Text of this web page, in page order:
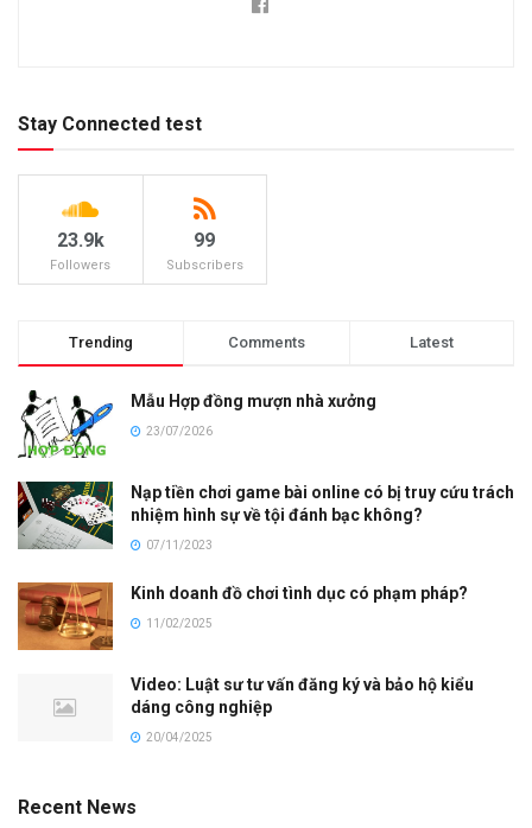
Stay Connected test
23.9k
Followers
99
Subscribers
Trending Comments Latest
Mẫu Hợp đồng mượn nhà xưởng
23/07/2026
Nạp tiền chơi game bài online có bị truy cứu trách
nhiệm hình sự về tội đánh bạc không?
07/11/2023
Kinh doanh đồ chơi tình dục có phạm pháp?
11/02/2025
Video: Luật sư tư vấn đăng ký và bảo hộ kiểu
dáng công nghiệp
20/04/2025
Recent News